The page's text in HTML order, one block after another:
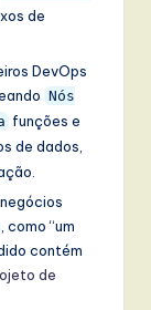
de
DevOps
Nós
funções e
de dados,
“um
contém
de